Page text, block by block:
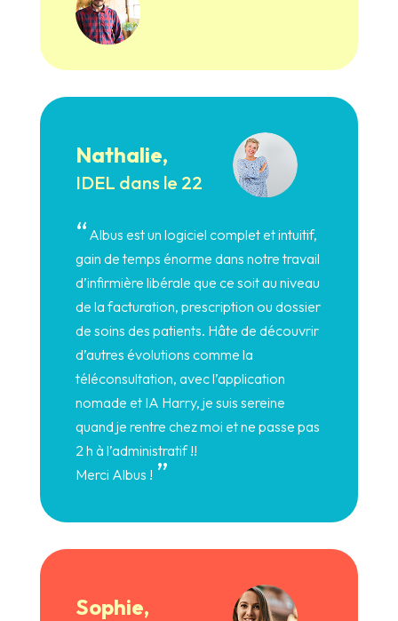
Nathalie,
IDEL dans le 22
“ Albus est un logiciel complet et intuitif,
gain de temps énorme dans notre travail
d’infirmière libérale que ce soit au niveau
de la facturation, prescription ou dossier
de soins des patients. Hâte de découvrir
d’autres évolutions comme la
téléconsultation, avec l’application
nomade et IA Harry, je suis sereine
quand je rentre chez moi et ne passe pas
2 h à l’administratif !!
Merci Albus ! ”
Sophie,